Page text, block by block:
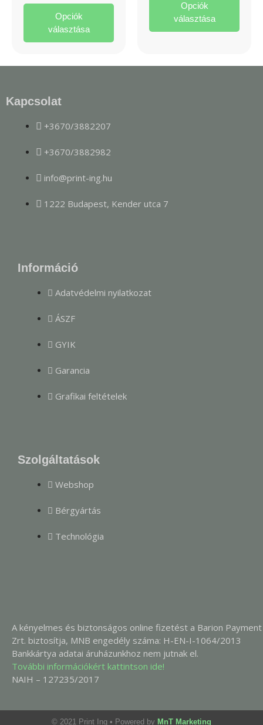
Opciók
választása
Opciók
választása
Kapcsolat
+3670/3882207
+3670/3882982
info@print-ing.hu
1222 Budapest, Kender utca 7
Információ
Adatvédelmi nyilatkozat
ÁSZF
GYIK
Garancia
Grafikai feltételek
Szolgáltatások
Webshop
Bérgyártás
Technológia
A kényelmes és biztonságos online fizetést a Barion Payment
Zrt. biztosítja, MNB engedély száma: H-EN-I-1064/2013
Bankkártya adatai áruházunkhoz nem jutnak el.
További információkért kattintson ide!
NAIH – 127235/2017
© 2021 Print Ing • Powered by MnT Marketing